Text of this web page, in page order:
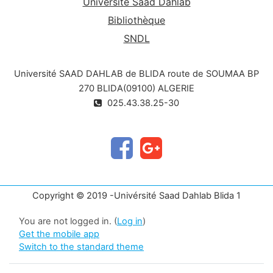
Bibliothèque
SNDL
Université SAAD DAHLAB de BLIDA route de SOUMAA BP
270 BLIDA(09100) ALGERIE
025.43.38.25-30
Copyright © 2019 -Univérsité Saad Dahlab Blida 1
You are not logged in. (Log in)
Get the mobile app
Switch to the standard theme